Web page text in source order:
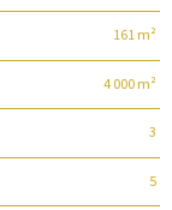
161 m²
4 000 m²
3
5